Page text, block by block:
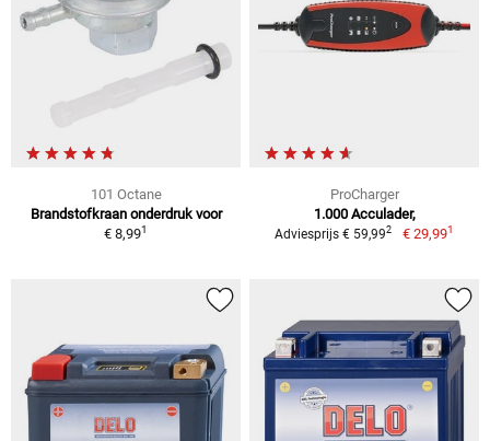
101 Octane
Brandstofkraan onderdruk voor
€ 8,991
ProCharger
1.000 Acculader,
Adviesprijs € 59,992 € 29,991